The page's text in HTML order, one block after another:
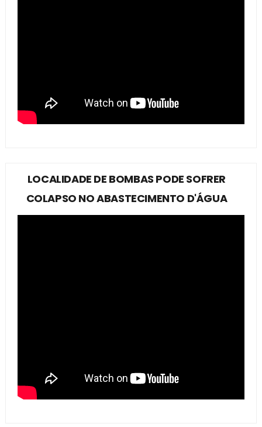
LOCALIDADE DE BOMBAS PODE SOFRER
COLAPSO NO ABASTECIMENTO D'ÁGUA